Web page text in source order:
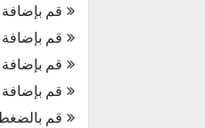
قم بإضافة
قم بإضافة
قم
قم بإضافة
قم